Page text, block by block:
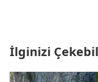
İlginizi